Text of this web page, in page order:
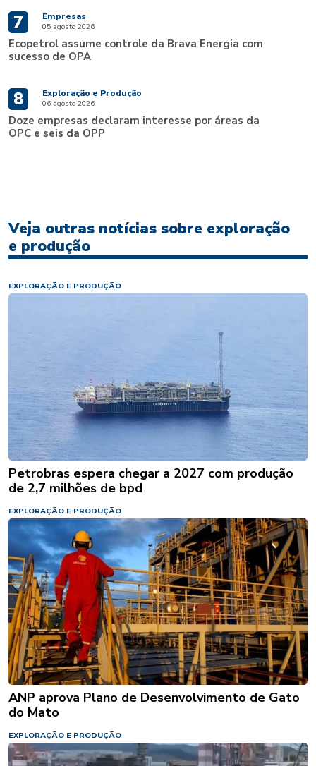
7 Empresas
05 agosto 2026
Ecopetrol assume controle da Brava Energia com
sucesso de OPA
8 Exploração e Produção
06 agosto 2026
Doze empresas declaram interesse por áreas da
OPC e seis da OPP
Veja outras notícias sobre exploração
e produção
EXPLORAÇÃO E PRODUÇÃO
Petrobras espera chegar a 2027 com produção
de 2,7 milhões de bpd
EXPLORAÇÃO E PRODUÇÃO
ANP aprova Plano de Desenvolvimento de Gato
do Mato
EXPLORAÇÃO E PRODUÇÃO